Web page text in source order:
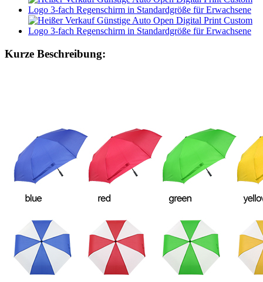
Kurze Beschreibung: